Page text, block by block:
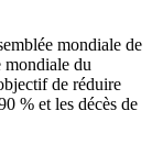
mondiale de
mondiale du
de réduire
% et les décès de